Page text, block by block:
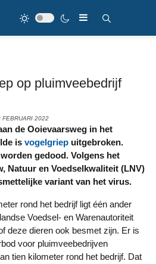
op pluimveebedrijf
FEBRUARI 2022
is vogelgriep uitgebroken.
gedood. Volgens het
Natuur en Voedselkwaliteit (LNV)
variant van het virus.
Voedsel- en Warenautoriteit
deze dieren ook besmet zijn. Er is
voor pluimveebedrijven
tien kilometer rond het bedrijf. Dat